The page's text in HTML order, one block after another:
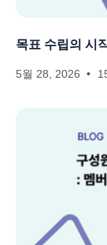
목표 수립의 시
5월 28, 2026